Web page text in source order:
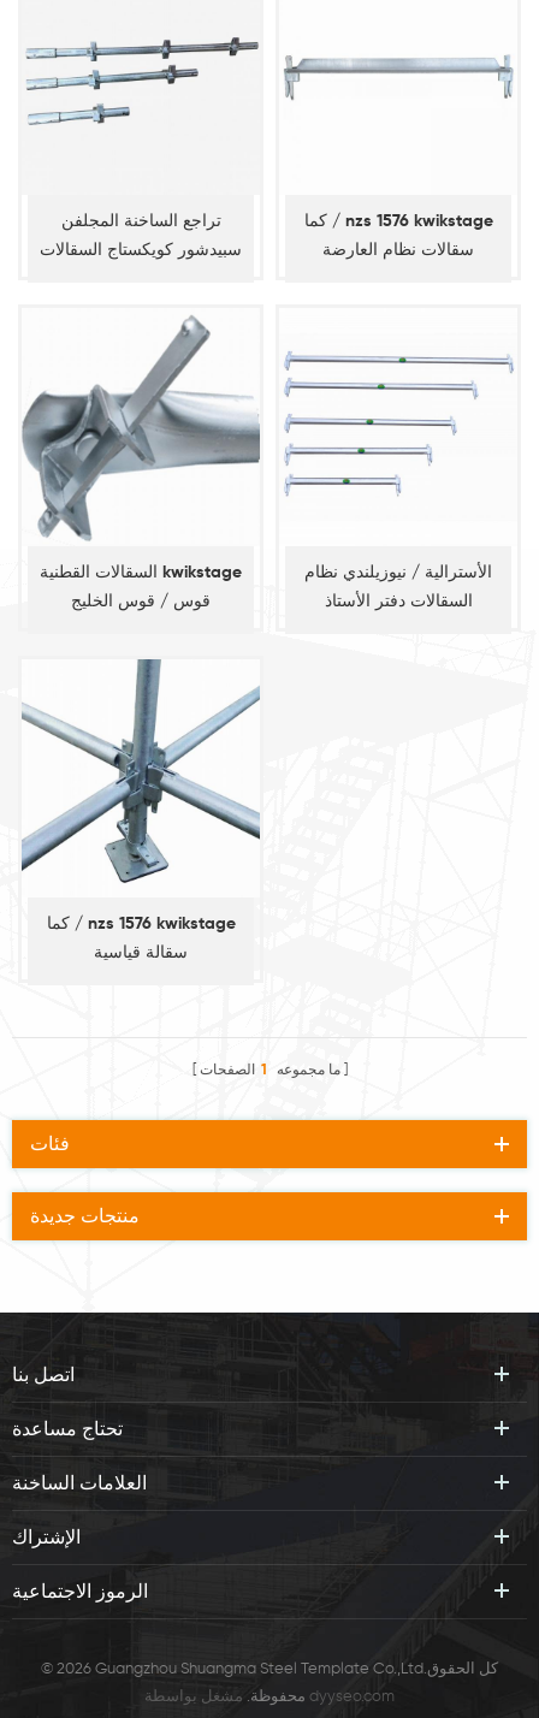
تراجع الساخنة المجلفن
سبيدشور كويكستاج السقالات
كما / nzs 1576 kwikstage
سقالات نظام العارضة
السقالات القطنية kwikstage
قوس / قوس الخليج
الأسترالية / نيوزيلندي نظام
السقالات دفتر الأستاذ
كما / nzs 1576 kwikstage
سقالة قياسية
ما مجموعه 1 الصفحات
فئات
منتجات جديدة
اتصل بنا
تحتاج مساعدة
العلامات الساخنة
الإشتراك
الرموز الاجتماعية
© 2026 Guangzhou Shuangma Steel Template Co.,Ltd.كل الحقوق
محفوظة. dyyseo.com